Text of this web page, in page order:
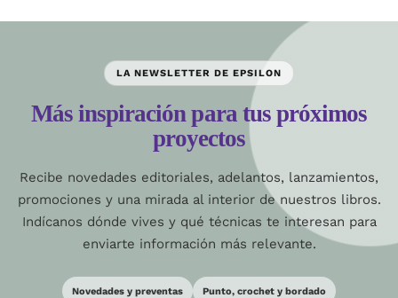
LA NEWSLETTER DE EPSILON
Más inspiración para tus próximos
proyectos
Recibe novedades editoriales, adelantos, lanzamientos,
promociones y una mirada al interior de nuestros libros.
Indícanos dónde vives y qué técnicas te interesan para
enviarte información más relevante.
Novedades y preventas Punto, crochet y bordado